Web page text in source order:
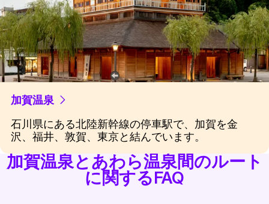
加賀温泉
石川県にある北陸新幹線の停車駅で、加賀を金
沢、福井、敦賀、東京と結んでいます。
加賀温泉とあわら温泉間のルート
に関するFAQ